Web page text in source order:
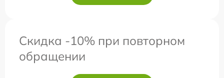
Скидка -10% при повторном
обращении